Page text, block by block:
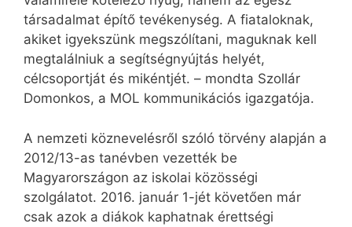
társadalmat építő tevékenység. A fiataloknak,
akiket igyekszünk megszólítani, maguknak kell
megtalálniuk a segítségnyújtás helyét,
célcsoportját és mikéntjét. – mondta Szollár
Domonkos, a MOL kommunikációs igazgatója.
A nemzeti köznevelésről szóló törvény alapján a
2012/13-as tanévben vezették be
Magyarországon az iskolai közösségi
szolgálatot. 2016. január 1-jét követően már
csak azok a diákok kaphatnak érettségi